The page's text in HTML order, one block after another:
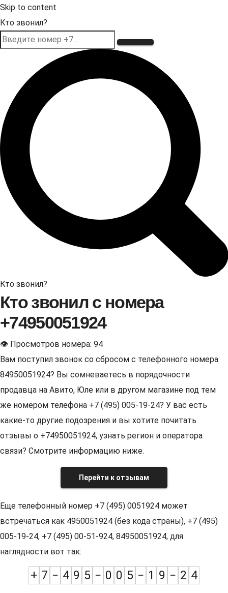
Skip to content
Кто звонил?
Кто звонил?
Кто звонил с номера
+74950051924
👁 Просмотров номера: 94
Вам поступил звонок со сбросом с телефонного номера
84950051924? Вы сомневаетесь в порядочности
продавца на Авито, Юле или в другом магазине под тем
же номером телефона +7 (495) 005-19-24? У вас есть
какие-то другие подозрения и вы хотите почитать
отзывы о +74950051924, узнать регион и оператора
связи? Смотрите информацию ниже.
Перейти к отзывам
Еще телефонный номер +7 (495) 0051924 может
встречаться как 4950051924 (без кода страны), +7 (495)
005-19-24, +7 (495) 00-51-924, 84950051924, для
наглядности вот так:
+ 7 − 4 9 5 − 0 0 5 − 1 9 − 2 4